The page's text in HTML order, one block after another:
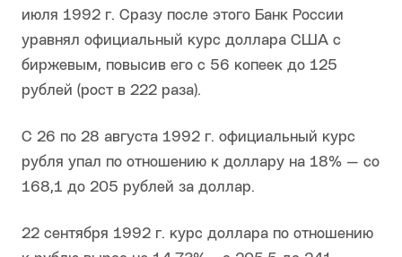
июля 1992 г. Сразу после этого Банк России
уравнял официальный курс доллара США с
биржевым, повысив его с 56 копеек до 125
рублей (рост в 222 раза).
С 26 по 28 августа 1992 г. официальный курс
рубля упал по отношению к доллару на 18% — со
168,1 до 205 рублей за доллар.
22 сентября 1992 г. курс доллара по отношению